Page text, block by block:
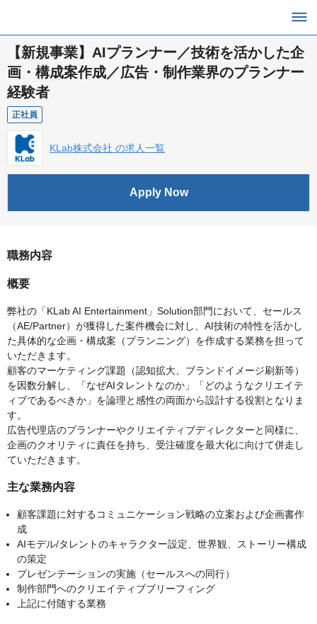
【新規事業】AIプランナー／技術を活かした企
画・構成案作成／広告・制作業界のプランナー
経験者
正社員
KLab株式会社 の求人一覧
Apply Now
職務内容
概要
弊社の「KLab AI Entertainment」Solution部門において、セールス
（AE/Partner）が獲得した案件機会に対し、AI技術の特性を活かし
た具体的な企画・構成案（プランニング）を作成する業務を担って
いただきます。
顧客のマーケティング課題（認知拡大、ブランドイメージ刷新等）
を因数分解し、「なぜAIタレントなのか」「どのようなクリエイテ
ィブであるべきか」を論理と感性の両面から設計する役割となりま
す。
広告代理店のプランナーやクリエイティブディレクターと同様に、
企画のクオリティに責任を持ち、受注確度を最大化に向けて併走し
ていただきます。
主な業務内容
顧客課題に対するコミュニケーション戦略の立案および企画書作
成
AIモデル/タレントのキャラクター設定、世界観、ストーリー構成
の策定
プレゼンテーションの実施（セールスへの同行）
制作部門へのクリエイティブブリーフィング
上記に付随する業務